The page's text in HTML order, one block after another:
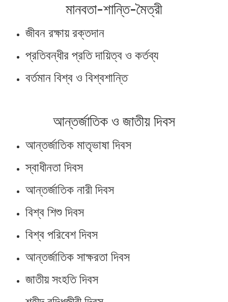
মানবতা-শান্তি-মৈত্রী
জীবন রক্ষায় রক্তদান
প্রতিবন্ধীর প্রতি দায়িত্ব ও কর্তব্য
বর্তমান বিশ্ব ও বিশ্বশান্তি
আন্তর্জাতিক ও জাতীয় দিবস
আন্তর্জাতিক মাতৃভাষা দিবস
স্বাধীনতা দিবস
আন্তর্জাতিক নারী দিবস
বিশ্ব শিশু দিবস
বিশ্ব পরিবেশ দিবস
আন্তর্জাতিক সাক্ষরতা দিবস
জাতীয় সংহতি দিবস